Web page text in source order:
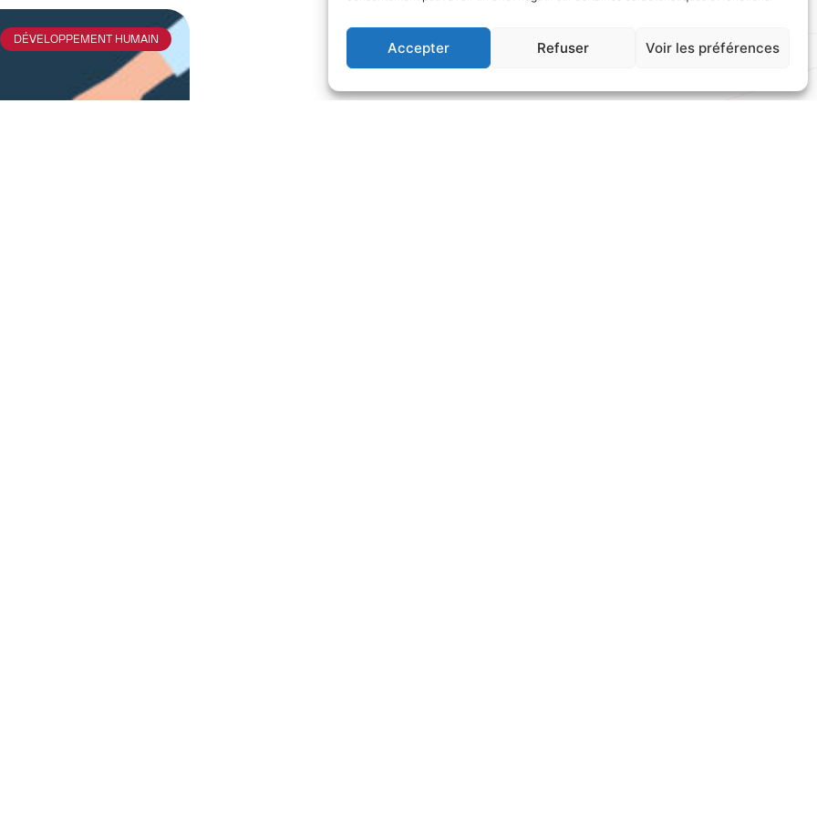
Accepter Refuser Voir les préférences
DÉVELOPPEMENT HUMAIN